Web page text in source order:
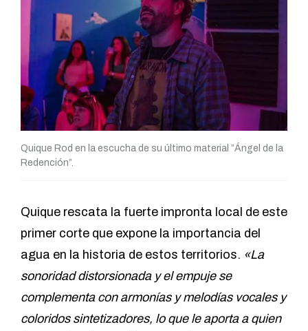
Quique Rod en la escucha de su último material ”Ángel de la
Redención”.
Quique rescata la fuerte impronta local de este
primer corte que expone la importancia del
agua en la historia de estos territorios. «La
sonoridad distorsionada y el empuje se
complementa con armonías y melodías vocales y
coloridos sintetizadores, lo que le aporta a quien